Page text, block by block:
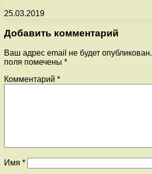
25.03.2019
Добавить комментарий
Ваш адрес email не будет опубликован.
поля помечены *
Комментарий *
Имя *